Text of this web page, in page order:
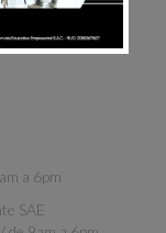
a 6pm
SAE